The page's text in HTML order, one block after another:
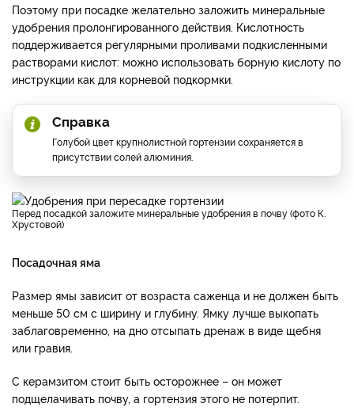
Поэтому при посадке желательно заложить минеральные
удобрения пролонгированного действия. Кислотность
поддерживается регулярными проливами подкисленными
растворами кислот: можно использовать борную кислоту по
инструкции как для корневой подкормки.
Справка
Голубой цвет крупнолистной гортензии сохраняется в
присутствии солей алюминия.
Перед посадкой заложите минеральные удобрения в почву (фото К.
Хрустовой)
Посадочная яма
Размер ямы зависит от возраста саженца и не должен быть
меньше 50 см с ширину и глубину. Ямку лучше выкопать
заблаговременно, на дно отсыпать дренаж в виде щебня
или гравия.
С керамзитом стоит быть осторожнее – он может
подщелачивать почву, а гортензия этого не потерпит.